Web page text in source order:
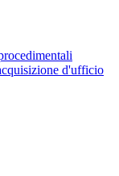
d'ufficio